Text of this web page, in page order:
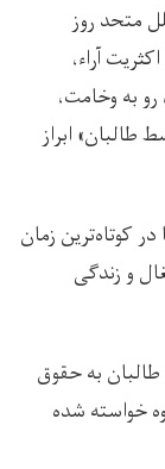
متحد روز
اکثریت آرا‌ء،
به وخامت،
ابراز
کوتاه‌ترین زمان
و زندگی
به حقوق
خواسته شده